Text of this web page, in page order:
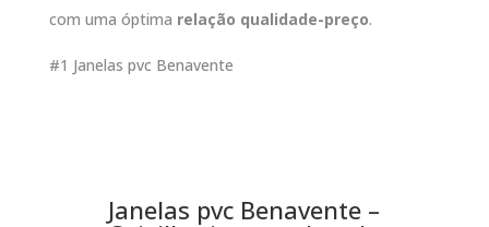
com uma óptima relação qualidade-preço.
#1 Janelas pvc Benavente
Janelas pvc Benavente –